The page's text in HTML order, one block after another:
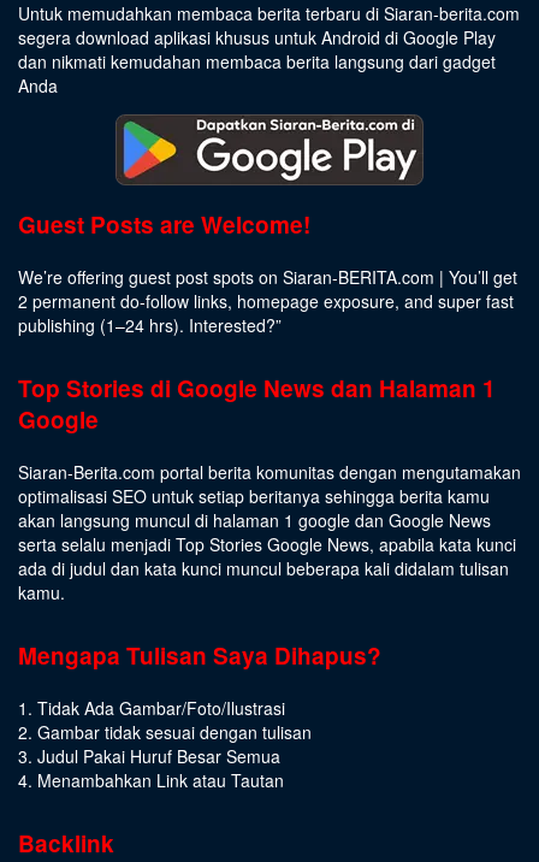
Untuk memudahkan membaca berita terbaru di Siaran-berita.com
segera download aplikasi khusus untuk Android di Google Play
dan nikmati kemudahan membaca berita langsung dari gadget
Anda
Guest Posts are Welcome!
We’re offering guest post spots on Siaran-BERITA.com | You’ll get
2 permanent do-follow links, homepage exposure, and super fast
publishing (1–24 hrs). Interested?”
Top Stories di Google News dan Halaman 1
Google
Siaran-Berita.com portal berita komunitas dengan mengutamakan
optimalisasi SEO untuk setiap beritanya sehingga berita kamu
akan langsung muncul di halaman 1 google dan Google News
serta selalu menjadi Top Stories Google News, apabila kata kunci
ada di judul dan kata kunci muncul beberapa kali didalam tulisan
kamu.
Mengapa Tulisan Saya Dihapus?
1. Tidak Ada Gambar/Foto/Ilustrasi
2. Gambar tidak sesuai dengan tulisan
3. Judul Pakai Huruf Besar Semua
4. Menambahkan Link atau Tautan
Backlink